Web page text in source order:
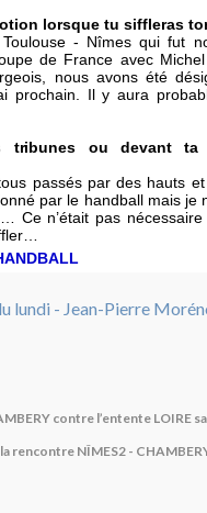
lorsque tu siffleras
- Nîmes qui fut
de France avec
nous avons été
prochain. Il y aura
ou devant ta
passés par des hauts
par le handball mais je
Ce n’était pas
contre l’entente LOIRE
rencontre NÎMES2 -